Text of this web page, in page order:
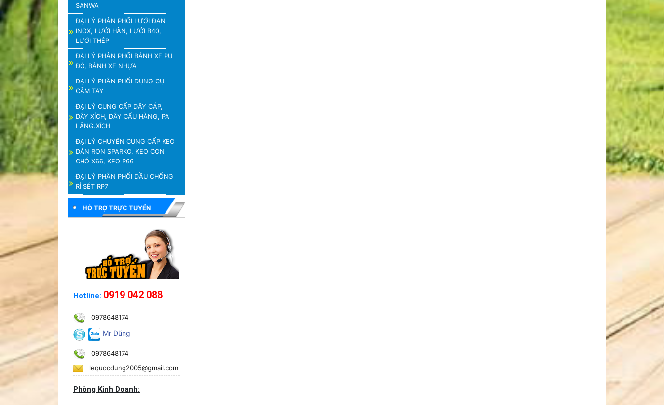
SANWA
ĐẠI LÝ PHÂN PHỐI LƯỚI ĐAN
INOX, LƯỚI HÀN, LƯỚI B40,
LƯỚI THÉP
ĐẠI LÝ PHÂN PHỐI BÁNH XE PU
ĐỎ, BÁNH XE NHỰA
ĐẠI LÝ PHÂN PHỐI DỤNG CỤ
CẦM TAY
ĐẠI LÝ CUNG CẤP DÂY CÁP,
DÂY XÍCH, DÂY CẨU HÀNG, PA
LĂNG.XÍCH
ĐẠI LÝ CHUYÊN CUNG CẤP KEO
DÁN RON SPARKO, KEO CON
CHÓ X66, KEO P66
ĐẠI LÝ PHÂN PHỐI DẦU CHỐNG
RỈ SÉT RP7
HỖ TRỢ TRỰC TUYẾN
Hotline: 0919 042 088
0978648174
Mr Dũng
0978648174
lequocdung2005@gmail.com
Phòng Kinh Doanh: